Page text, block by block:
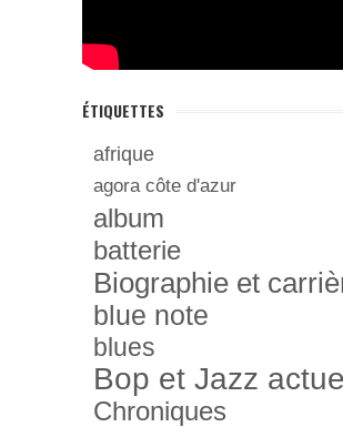
ÉTIQUETTES
afrique
agora côte d'azur
album
batterie
Biographie et
blue note
blues
Bop et Jazz
Chroniques